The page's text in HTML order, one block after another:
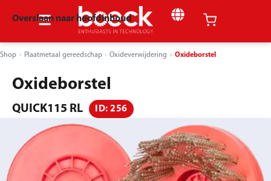
Overslaan naar hoofdinhoud
Shop Plaatmetaal gereedschap Oxideverwijdering Oxideborstel
Oxideborstel
QUICK115 RL ID: 256